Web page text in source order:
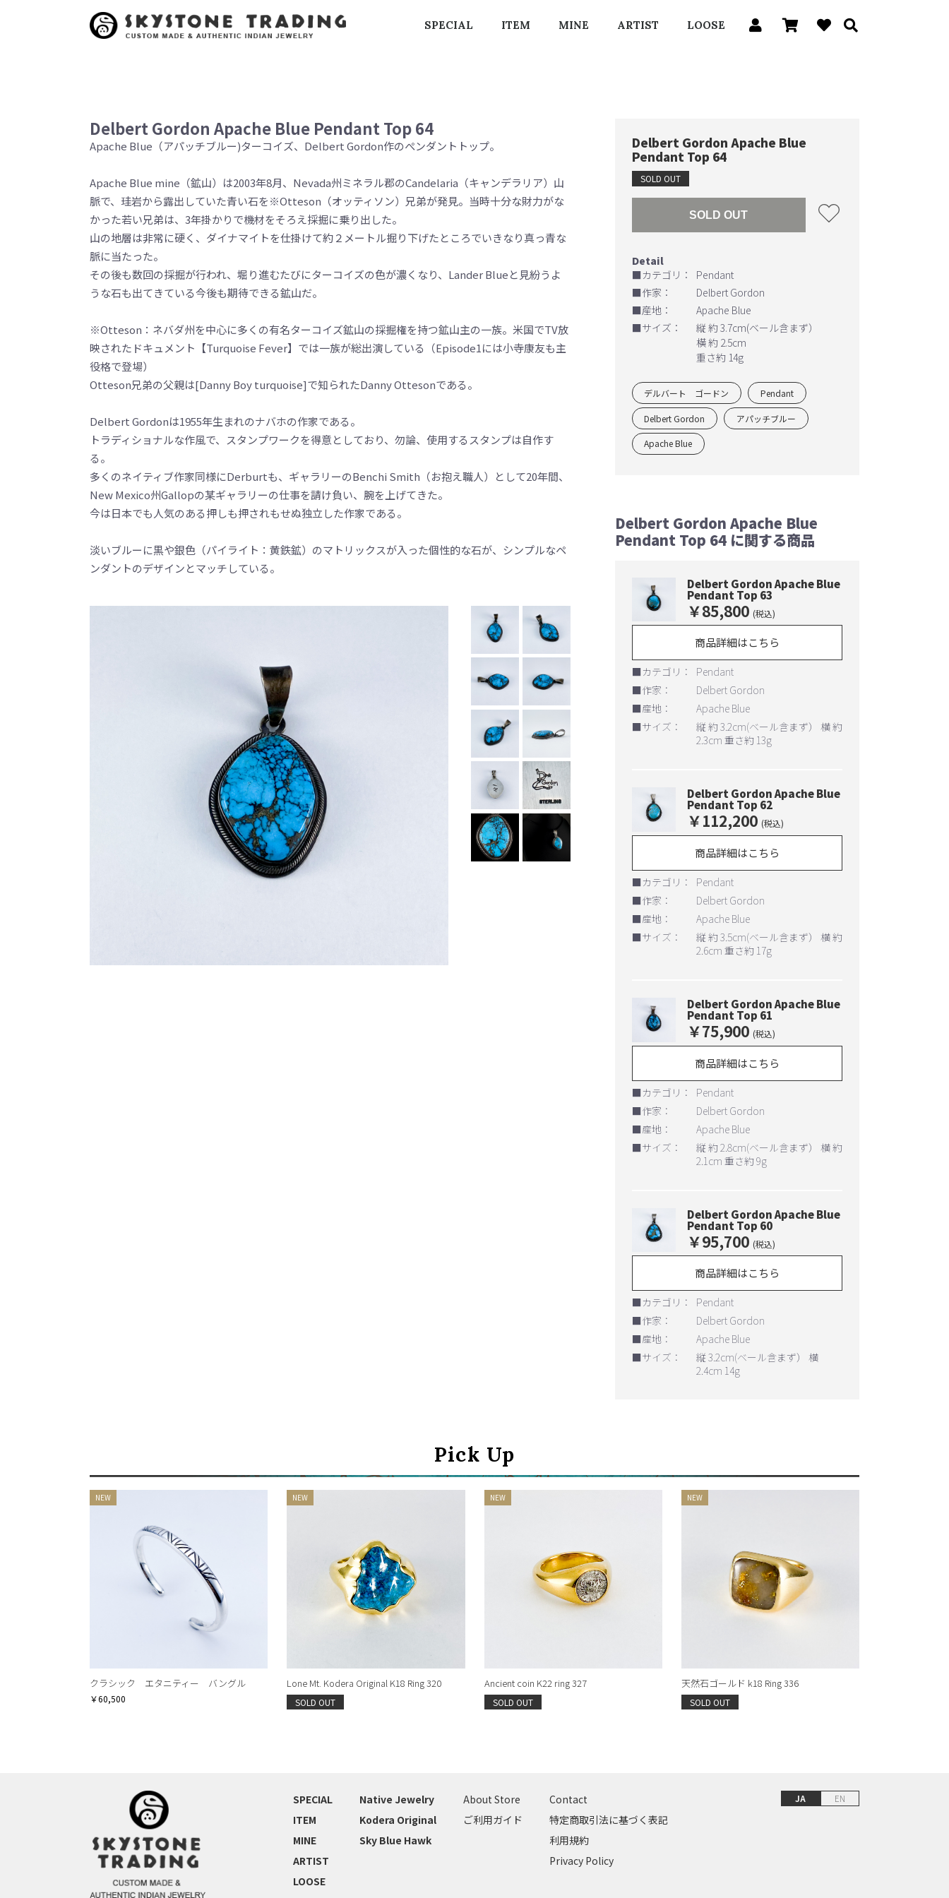
SPECIAL ITEM MINE ARTIST LOOSE
Delbert Gordon Apache Blue Pendant Top 64
Apache Blue（アパッチブルー)ターコイズ、Delbert Gordon作のぺンダントトップ。
Apache Blue mine（鉱山）は2003年8月、Nevada州ミネラル郡のCandelaria（キャンデラリア）山
脈で、珪岩から露出していた青い石を※Otteson（オッティソン）兄弟が発見。当時十分な財力がな
かった若い兄弟は、3年掛かりで機材をそろえ採掘に乗り出した。
山の地層は非常に硬く、ダイナマイトを仕掛けて約２メートル掘り下げたところでいきなり真っ青な
脈に当たった。
その後も数回の採掘が行われ、堀り進むたびにターコイズの色が濃くなり、Lander Blueと見紛うよ
うな石も出てきている今後も期待できる鉱山だ。
※Otteson：ネバダ州を中心に多くの有名ターコイズ鉱山の採掘権を持つ鉱山主の一族。米国でTV放
映されたドキュメント【Turquoise Fever】では一族が総出演している（Episode1には小寺康友も主
役格で登場）
Otteson兄弟の父親は[Danny Boy turquoise]で知られたDanny Ottesonである。
Delbert Gordonは1955年生まれのナバホの作家である。
トラディショナルな作風で、スタンプワークを得意としており、勿論、使用するスタンプは自作す
る。
多くのネイティブ作家同様にDerburtも、ギャラリーのBenchi Smith（お抱え職人）として20年間、
New Mexico州Gallopの某ギャラリーの仕事を請け負い、腕を上げてきた。
今は日本でも人気のある押しも押されもせぬ独立した作家である。
淡いブルーに黒や銀色（パイライト：黄鉄鉱）のマトリックスが入った個性的な石が、シンプルなペ
ンダントのデザインとマッチしている。
Delbert Gordon Apache Blue
Pendant Top 64
SOLD OUT
SOLD OUT
■カテゴリ：
Pendant
■作家：
Delbert Gordon
■産地：
Apache Blue
■サイズ：
縦 約 3.7cm(ベール含まず）
横 約 2.5cm
重さ約 14g
デルバート ゴードン Pendant
Delbert Gordon アパッチブルー
Apache Blue
Delbert Gordon Apache Blue
Pendant Top 64 に関する商品
Delbert Gordon Apache Blue
Pendant Top 63
￥85,800 (税込)
商品詳細はこちら
■カテゴリ：
Pendant
■作家：
Delbert Gordon
■産地：
Apache Blue
■サイズ：
縦 約 3.2cm(ベール含まず） 横 約
2.3cm 重さ約 13g
Delbert Gordon Apache Blue
Pendant Top 62
￥112,200 (税込)
商品詳細はこちら
■カテゴリ：
Pendant
■作家：
Delbert Gordon
■産地：
Apache Blue
■サイズ：
縦 約 3.5cm(ベール含まず） 横 約
2.6cm 重さ約 17g
Delbert Gordon Apache Blue
Pendant Top 61
￥75,900 (税込)
商品詳細はこちら
■カテゴリ：
Pendant
■作家：
Delbert Gordon
■産地：
Apache Blue
■サイズ：
縦 約 2.8cm(ベール含まず） 横 約
2.1cm 重さ約 9g
Delbert Gordon Apache Blue
Pendant Top 60
￥95,700 (税込)
商品詳細はこちら
■カテゴリ：
Pendant
■作家：
Delbert Gordon
■産地：
Apache Blue
■サイズ：
縦 3.2cm(ベール含まず） 横
2.4cm 14g
Pick Up
クラシック エタニティー バングル
￥60,500
Lone Mt. Kodera Original K18 Ring 320
SOLD OUT
Ancient coin K22 ring 327
SOLD OUT
天然石ゴールド k18 Ring 336
SOLD OUT
SPECIAL
ITEM
MINE
ARTIST
LOOSE
Native Jewelry
Kodera Original
Sky Blue Hawk
About Store
ご利用ガイド
Contact
特定商取引法に基づく表記
利用規約
Privacy Policy
JA EN